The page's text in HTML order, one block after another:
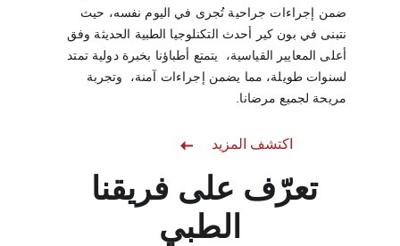
اكتشف المزيد
ضمن إجراءات جراحية تُجرى في اليوم نفسه، حيث
نتبنى في بون كير أحدث التكنلوجيا الطبية الحديثة وفق
أعلى المعايير القياسية،  يتمتع أطباؤنا بخبرة دولية تمتد
لسنوات طويلة، مما يضمن إجراءات آمنة،  وتجربة
مريحة لجميع مرضانا.
تعرّف على فريقنا
الطبي